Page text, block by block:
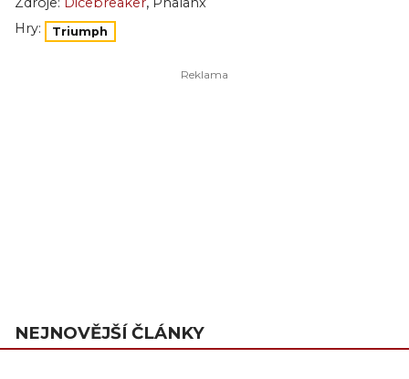
Hry:
Triumph
NEJNOVĚJŠÍ ČLÁNKY